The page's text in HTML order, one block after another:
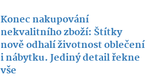
Konec nakupování
nekvalitního zboží: Štítky
nově odhalí životnost oblečení
i nábytku. Jediný detail řekne
vše